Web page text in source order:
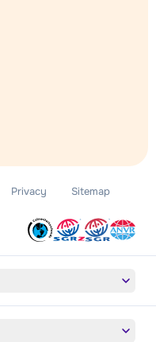
Privacy Sitemap